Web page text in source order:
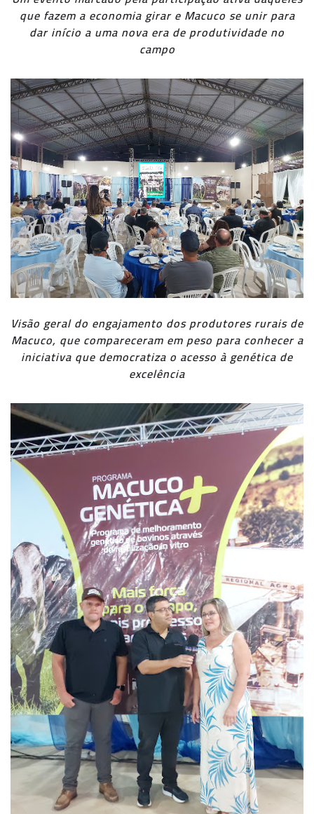
que fazem a economia girar e Macuco se unir para
dar início a uma nova era de produtividade no
campo
Visão geral do engajamento dos produtores rurais de
Macuco, que compareceram em peso para conhecer a
iniciativa que democratiza o acesso à genética de
excelência